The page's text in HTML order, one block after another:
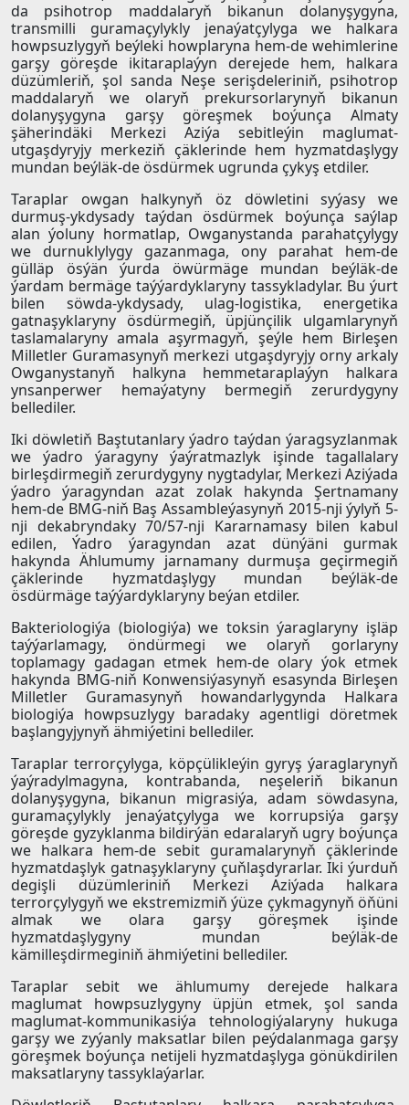
da psihotrop maddalaryň bikanun dolanyşygyna,
transmilli guramaçylykly jenaýatçylyga we halkara
howpsuzlygyň beýleki howplaryna hem-de wehimlerine
garşy göreşde ikitaraplaýyn derejede hem, halkara
düzümleriň, şol sanda Neşe serişdeleriniň, psihotrop
maddalaryň we olaryň prekursorlarynyň bikanun
dolanyşygyna garşy göreşmek boýunça Almaty
şäherindäki Merkezi Aziýa sebitleýin maglumat-
utgaşdyryjy merkeziň çäklerinde hem hyzmatdaşlygy
mundan beýläk-de ösdürmek ugrunda çykyş etdiler.
Taraplar owgan halkynyň öz döwletini syýasy we
durmuş-ykdysady taýdan ösdürmek boýunça saýlap
alan ýoluny hormatlap, Owganystanda parahatçylygy
we durnuklylygy gazanmaga, ony parahat hem-de
gülläp ösýän ýurda öwürmäge mundan beýläk-de
ýardam bermäge taýýardyklaryny tassykladylar. Bu ýurt
bilen söwda-ykdysady, ulag-logistika, energetika
gatnaşyklaryny ösdürmegiň, üpjünçilik ulgamlarynyň
taslamalaryny amala aşyrmagyň, şeýle hem Birleşen
Milletler Guramasynyň merkezi utgaşdyryjy orny arkaly
Owganystanyň halkyna hemmetaraplaýyn halkara
ynsanperwer hemaýatyny bermegiň zerurdygyny
bellediler.
Iki döwletiň Baştutanlary ýadro taýdan ýaragsyzlanmak
we ýadro ýaragyny ýaýratmazlyk işinde tagallalary
birleşdirmegiň zerurdygyny nygtadylar, Merkezi Aziýada
ýadro ýaragyndan azat zolak hakynda Şertnamany
hem-de BMG-niň Baş Assambleýasynyň 2015-nji ýylyň 5-
nji dekabryndaky 70/57-nji Kararnamasy bilen kabul
edilen, Ýadro ýaragyndan azat dünýäni gurmak
hakynda Ählumumy jarnamany durmuşa geçirmegiň
çäklerinde hyzmatdaşlygy mundan beýläk-de
ösdürmäge taýýardyklaryny beýan etdiler.
Bakteriologiýa (biologiýa) we toksin ýaraglaryny işläp
taýýarlamagy, öndürmegi we olaryň gorlaryny
toplamagy gadagan etmek hem-de olary ýok etmek
hakynda BMG-niň Konwensiýasynyň esasynda Birleşen
Milletler Guramasynyň howandarlygynda Halkara
biologiýa howpsuzlygy baradaky agentligi döretmek
başlangyjynyň ähmiýetini bellediler.
Taraplar terrorçylyga, köpçülikleýin gyryş ýaraglarynyň
ýaýradylmagyna, kontrabanda, neşeleriň bikanun
dolanyşygyna, bikanun migrasiýa, adam söwdasyna,
guramaçylykly jenaýatçylyga we korrupsiýa garşy
göreşde gyzyklanma bildirýän edaralaryň ugry boýunça
we halkara hem-de sebit guramalarynyň çäklerinde
hyzmatdaşlyk gatnaşyklaryny çuňlaşdyrarlar. Iki ýurduň
degişli düzümleriniň Merkezi Aziýada halkara
terrorçylygyň we ekstremizmiň ýüze çykmagynyň öňüni
almak we olara garşy göreşmek işinde
hyzmatdaşlygyny mundan beýläk-de
kämilleşdirmeginiň ähmiýetini bellediler.
Taraplar sebit we ählumumy derejede halkara
maglumat howpsuzlygyny üpjün etmek, şol sanda
maglumat-kommunikasiýa tehnologiýalaryny hukuga
garşy we zyýanly maksatlar bilen peýdalanmaga garşy
göreşmek boýunça netijeli hyzmatdaşlyga gönükdirilen
maksatlaryny tassyklaýarlar.